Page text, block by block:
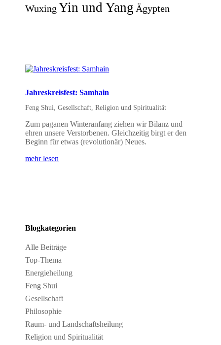
Wuxing Yin und Yang Ägypten
Jahreskreisfest: Samhain
Feng Shui ,Gesellschaft ,Religion und Spiritualität
Zum paganen Winteranfang ziehen wir Bilanz und
ehren unsere Verstorbenen. Gleichzeitig birgt er den
Beginn für etwas (revolutionär) Neues.
mehr lesen
Blogkategorien
Alle Beiträge
Top-Thema
Energieheilung
Feng Shui
Gesellschaft
Philosophie
Raum- und Landschaftsheilung
Religion und Spiritualität